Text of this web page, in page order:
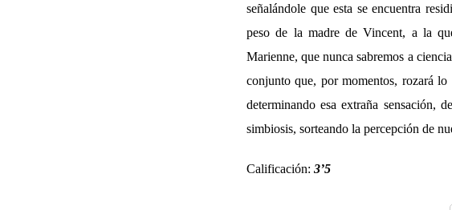
señalándole que esta se encuentra
peso de la madre de Vincent, a la
Marienne, que nunca sabremos a
conjunto que, por momentos, rozará
determinando esa extraña sensación,
simbiosis, sorteando la percepción de
Calificación: 3’5